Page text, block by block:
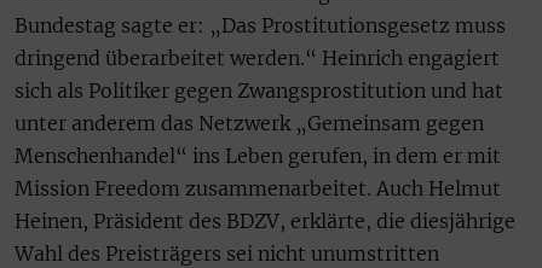
Bundestag sagte er: „Das Prostitutionsgesetz muss
dringend überarbeitet werden.“ Heinrich engagiert
sich als Politiker gegen Zwangsprostitution und hat
unter anderem das Netzwerk „Gemeinsam gegen
Menschenhandel“ ins Leben gerufen, in dem er mit
Mission Freedom zusammenarbeitet. Auch Helmut
Heinen, Präsident des BDZV, erklärte, die diesjährige
Wahl des Preisträgers sei nicht unumstritten